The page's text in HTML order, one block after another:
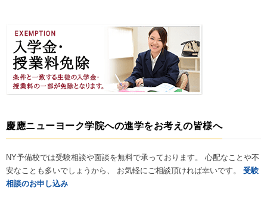
慶應ニューヨーク学院への進学をお考えの皆様へ
NY予備校では受験相談や面談を無料で承っております。 心配なことや不
安なことも多いでしょうから、 お気軽にご相談頂ければ幸いです。 受験
相談のお申し込み